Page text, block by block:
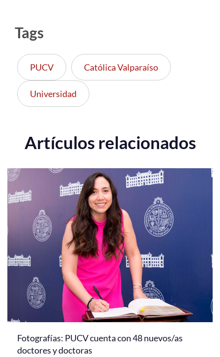
Tags
PUCV Católica Valparaíso
Universidad
Artículos relacionados
Fotografías: PUCV cuenta con 48 nuevos/as
doctores y doctoras